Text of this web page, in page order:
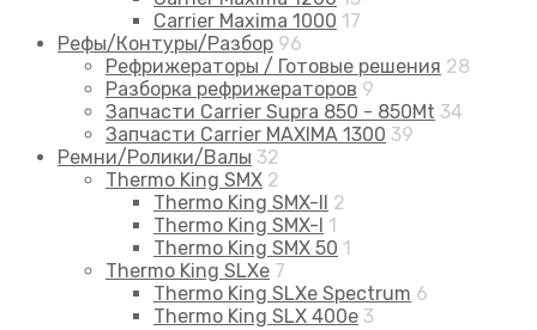
Carrier Maxima 1000 17
Рефы/Контуры/Разбор 96
Рефрижераторы / Готовые решения 28
Разборка рефрижераторов 9
Запчасти Carrier Supra 850 - 850Mt 34
Запчасти Carrier MAXIMA 1300 39
Ремни/Ролики/Валы 32
Thermo King SMX 2
Thermo King SMX-II 2
Thermo King SMX-I 1
Thermo King SMX 50 1
Thermo King SLXe 7
Thermo King SLXe Spectrum 6
Thermo King SLX 400e 3